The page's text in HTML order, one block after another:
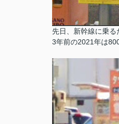
先日、新幹線に乗る
3年前の2021年は